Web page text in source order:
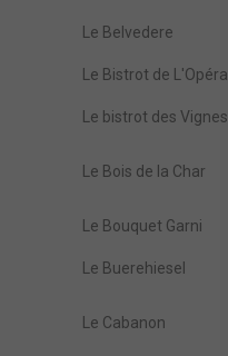
Le Belvedere
Le Bistrot de L'Opéra
Le bistrot des Vignes
Le Bois de la Char
Le Bouquet Garni
Le Buerehiesel
Le Cabanon